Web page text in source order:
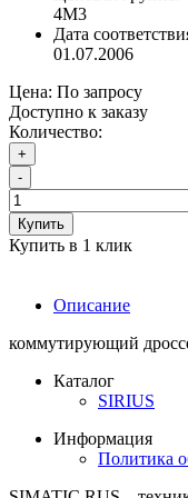
4M3
Дата
01.07.2006
Цена: По запросу
Доступно к заказу
Количество:
+
-
Купить
Купить в 1 клик
Описание
коммутирующий
Каталог
SIRIUS
Информация
Политика